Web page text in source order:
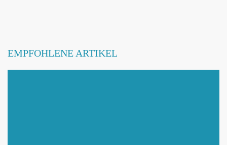
Mit Absenden der Daten akzeptiere ich die
EMPFOHLENE ARTIKEL